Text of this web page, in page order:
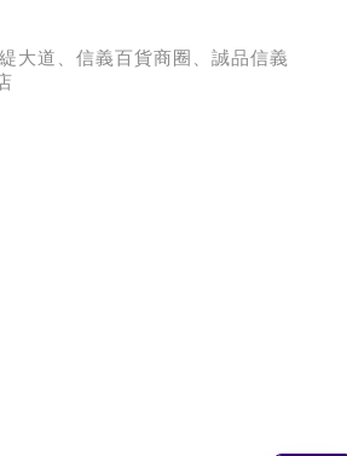
大道、信義百貨商圈、誠品信義